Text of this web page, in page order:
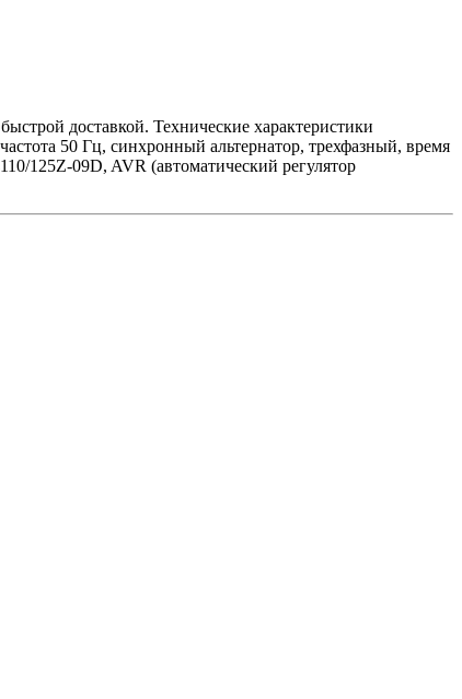
доставкой. Технические характеристики
50 Гц, синхронный альтернатор, трехфазный, время
125Z-09D, AVR (автоматический регулятор